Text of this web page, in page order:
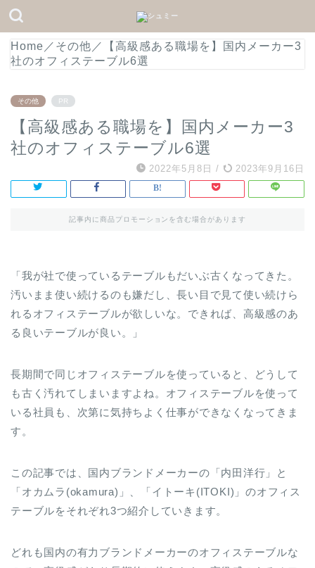
Home ／ その他 ／
【高級感ある職場を】国内メーカー3
社のオフィステーブル6選
その他 PR
【高級感ある職場を】国内メーカー3
社のオフィステーブル6選
2022年5月8日 / 2023年9月16日
記事内に商品プロモーションを含む場合があります
「我が社で使っているテーブルもだいぶ古くなってきた。
汚いまま使い続けるのも嫌だし、長い目で見て使い続けら
れるオフィステーブルが欲しいな。できれば、高級感のあ
る良いテーブルが良い。」
長期間で同じオフィステーブルを使っていると、どうして
も古く汚れてしまいますよね。オフィステーブルを使って
いる社員も、次第に気持ちよく仕事ができなくなってきま
す。
この記事では、国内ブランドメーカーの「内田洋行」と
「オカムラ(okamura)」、「イトーキ(ITOKI)」のオフィス
テーブルをそれぞれ3つ紹介していきます。
どれも国内の有力ブランドメーカーのオフィステーブルな